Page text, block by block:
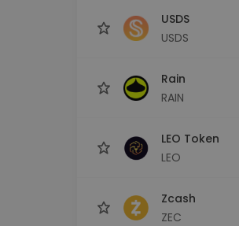
USDS
USDS
Rain
RAIN
LEO Token
LEO
Zcash
ZEC